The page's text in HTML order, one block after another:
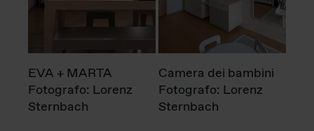
EVA + MARTA
Fotografo: Lorenz
Sternbach
Camera dei bambini
Fotografo: Lorenz
Sternbach